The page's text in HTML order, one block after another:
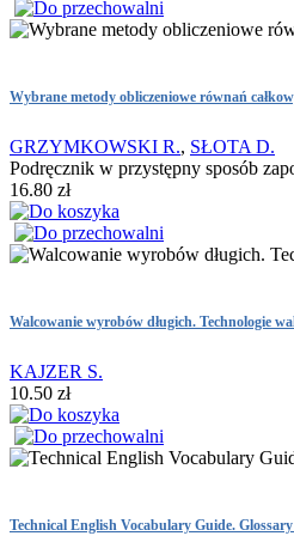
Wybrane metody obliczeniowe równań
GRZYMKOWSKI R., SŁOTA D.
Podręcznik w przystępny sposób
16.80 zł
Walcowanie wyrobów długich. Technologie
KAJZER S.
10.50 zł
Technical English Vocabulary Guide.